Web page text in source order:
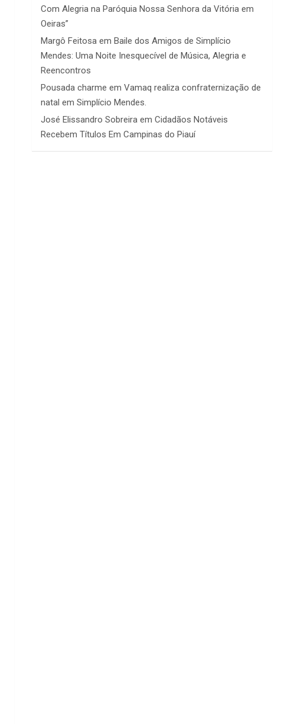
Com Alegria na Paróquia Nossa Senhora da Vitória em
Oeiras”
Margô Feitosa emBaile dos Amigos de Simplício
Mendes: Uma Noite Inesquecível de Música, Alegria e
Reencontros
Pousada charme emVamaq realiza confraternização de
natal em Simplício Mendes.
José Elissandro Sobreira emCidadãos Notáveis
Recebem Títulos Em Campinas do Piauí